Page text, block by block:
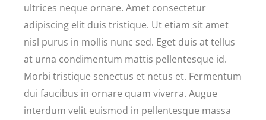
ultrices neque ornare. Amet consectetur
adipiscing elit duis tristique. Ut etiam sit amet
nisl purus in mollis nunc sed. Eget duis at tellus
at urna condimentum mattis pellentesque id.
Morbi tristique senectus et netus et. Fermentum
dui faucibus in ornare quam viverra. Augue
interdum velit euismod in pellentesque massa